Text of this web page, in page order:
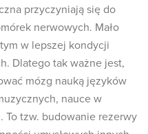
przyczyniają się do
nerwowych. Mało
w lepszej kondycji
Dlatego tak ważne jest,
mózg nauką języków
nauce w
To tzw. budowanie rezerwy